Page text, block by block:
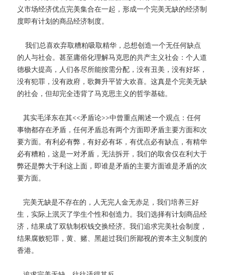
义市场经济优点完美集合在一起，形成一个完美无缺的经济制
度即有计划的商品经济制度。
我们总喜欢弃取糟粕吸取精华，总想创造一个无任何缺点
的人与社会。甚至庸俗化理解马克思的共产主义社会：个人道
德极大提高，人们各尽所能按需分配，没有丑美，没有好坏，
没有犯罪，没有政府，歌舞升平皆大欢喜。这真是个完美无缺
的社会，但却完全违背了马克思主义的哲学基础。
其实毛泽东在其<<矛盾论>>中曾重点阐述一个观点：任何
事物都存在矛盾，任何矛盾总有两个方面即矛盾主要方面和次
要方面。有利必有弊，有好必有坏，有优点必有缺点，有精华
必有糟粕，这是一对矛盾，无法拆开，我们的取舍仅在利大于
弊还是弊大于利这上面，即谁是矛盾的主要方面谁是矛盾的次
要方面。
完美无缺是不存在的，人无完人金无赤足，我们培养三好
生，实际上泯灭了学生个性和创造力。我们选择有计划商品经
济，结果成了双轨制权钱交换经济。我们追求完美社会制度，
结果腐败犯罪，黄、赌、黑超过我们所鄙视的资本主义制度的
香港。